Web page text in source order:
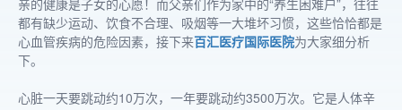
亲的健康是子女的心愿！而父亲们作为家中的“养生困难户”，往往
都有缺少运动、饮食不合理、吸烟等一大堆坏习惯，这些恰恰都是
心血管疾病的危险因素，接下来百汇医疗国际医院为大家细分析
下。
心脏一天要跳动约10万次，一年要跳动约3500万次。它是人体辛